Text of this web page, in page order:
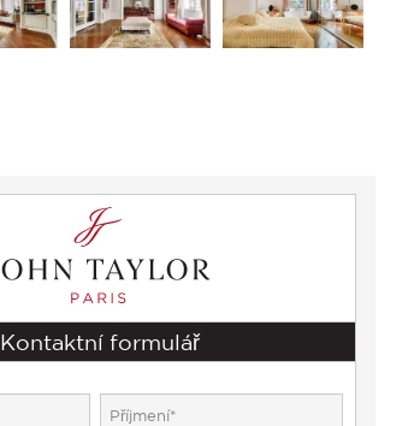
Kontaktní formulář